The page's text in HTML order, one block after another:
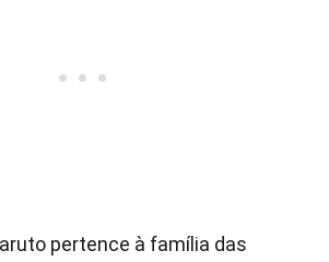
pertence à família das